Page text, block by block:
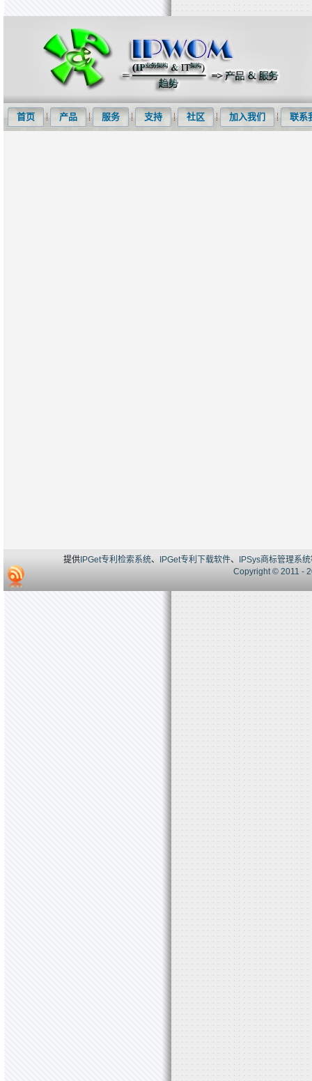
首页 产品 服务 支持 社区 加入我们 联系
提供IPGet专利检索系统、 IPGet专利下载软件、 IPSys商标管理系统
Copyright © 2011 -